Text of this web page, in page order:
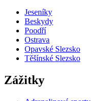
Jeseníky
Beskydy
Poodří
Ostrava
Opavské Slezsko
Těšínské Slezsko
Zážitky